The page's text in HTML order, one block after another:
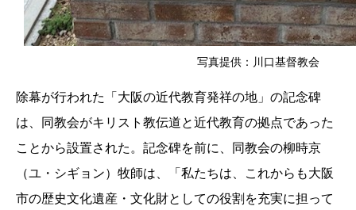
写真提供：川口基督教会
除幕が行われた「大阪の近代教育発祥の地」の記念碑
は、同教会がキリスト教伝道と近代教育の拠点であった
ことから設置された。記念碑を前に、同教会の柳時京
（ユ・シギョン）牧師は、「私たちは、これからも大阪
市の歴史文化遺産・文化財としての役割を充実に担って